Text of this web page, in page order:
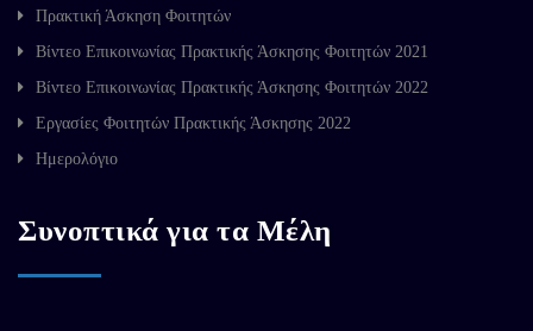
Πρακτική Άσκηση Φοιτητών
Βίντεο Επικοινωνίας Πρακτικής Άσκησης Φοιτητών 2021
Βίντεο Επικοινωνίας Πρακτικής Άσκησης Φοιτητών 2022
Εργασίες Φοιτητών Πρακτικής Άσκησης 2022
Ημερολόγιο
Συνοπτικά για τα Μέλη